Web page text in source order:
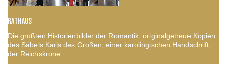
RATHAUS
Die größten Historienbilder der Romantik, originalgetreue Kopien
des Säbels Karls des Großen, einer karolingischen Handschrift,
der Reichskrone.